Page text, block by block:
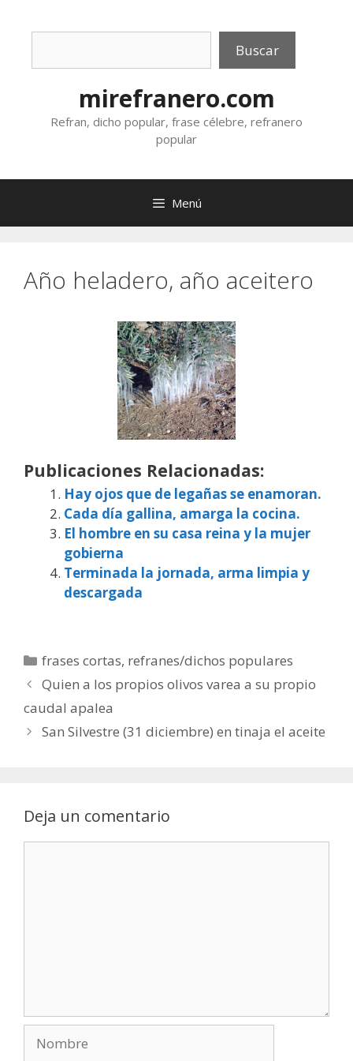
Buscar
mirefranero.com
Refran, dicho popular, frase célebre, refranero
popular
Menú
Año heladero, año aceitero
Publicaciones Relacionadas:
Hay ojos que de legañas se enamoran.
Cada día gallina, amarga la cocina.
El hombre en su casa reina y la mujer
gobierna
Terminada la jornada, arma limpia y
descargada
Categorías
frases cortas, refranes/dichos populares
Quien a los propios olivos varea a su propio
caudal apalea
San Silvestre (31 diciembre) en tinaja el aceite
Deja un comentario